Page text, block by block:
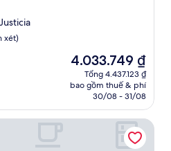
xét)
Giá
hiện
tại
4.033.749 ₫
4.033.749 ₫
Tổng 4.437.123 ₫
bao gồm thuế & phí
30/08 - 31/08
del Carmen